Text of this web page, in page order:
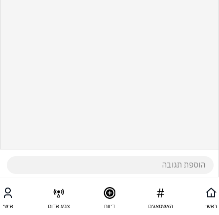
ראשי האשטאגים דיווח צבע אדום אישי